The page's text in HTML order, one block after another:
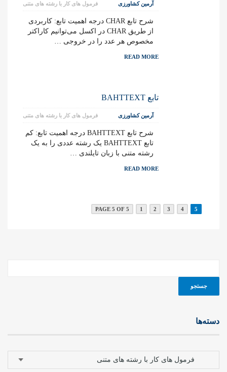
فرمول های کار با رشته های متنی آرمین کشاورزی
شرح تابع CHAR درجه اهمیت تابع: کاربردی
از طریق CHAR در اکسل می‌توانیم کاراکتر
مخصوص هر عدد را در خروجی …
READ MORE
تابع BAHTTEXT
فرمول های کار با رشته های متنی آرمین کشاورزی
شرح تابع BAHTTEXT درجه اهمیت تابع: کم
تابع BAHTTEXT یک رشته عددی را به یک
رشته متنی با زبان تایلندی …
READ MORE
PAGE 5 OF 5 1 2 3 4 5
دسته‌ها